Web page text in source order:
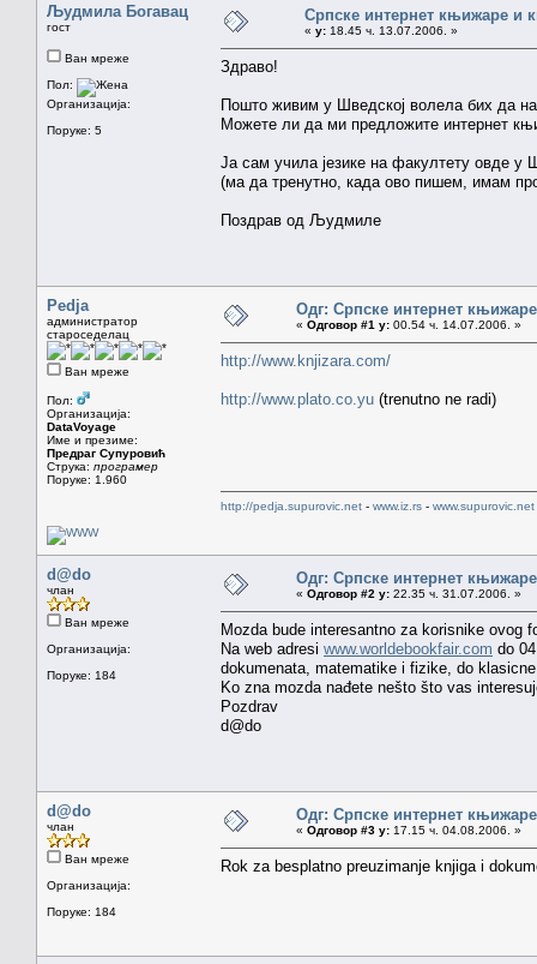
Људмила Богавац
гост
Ван мреже
Пол:
Организација:
Поруке: 5
Српске интернет књижаре и
« у: 18.45 ч. 13.07.2006. »
Здраво!
Пошто живим у Шведској волела бих да
Можете ли да ми предложите интернет
Ја сам учила језике на факултету овде у
(ма да тренутно, када ово пишем, имам
Поздрав од Људмиле
Pedja
администратор
староседелац
Ван мреже
Пол:
Организација:
DataVoyage
Име и презиме:
Предраг Супуровић
Струка: програмер
Поруке: 1.960
Одг: Српске интернет
« Одговор #1 у: 00.54 ч. 14.07.2006. »
http://www.knjizara.com/
http://www.plato.co.yu (trenutno ne radi)
http://pedja.supurovic.net - www.iz.rs - www.supurovic.net
d@do
члан
Ван мреже
Организација:
Поруке: 184
Одг: Српске интернет
« Одговор #2 у: 22.35 ч. 31.07.2006. »
Mozda bude interesantno za korisnike ovog
Na web adresi www.worldebookfair.com do
dokumenata, matematike i fizike, do
Ko zna mozda nađete nešto što vas
Pozdrav
d@do
d@do
члан
Ван мреже
Организација:
Поруке: 184
Одг: Српске интернет
« Одговор #3 у: 17.15 ч. 04.08.2006. »
Rok za besplatno preuzimanje knjiga i